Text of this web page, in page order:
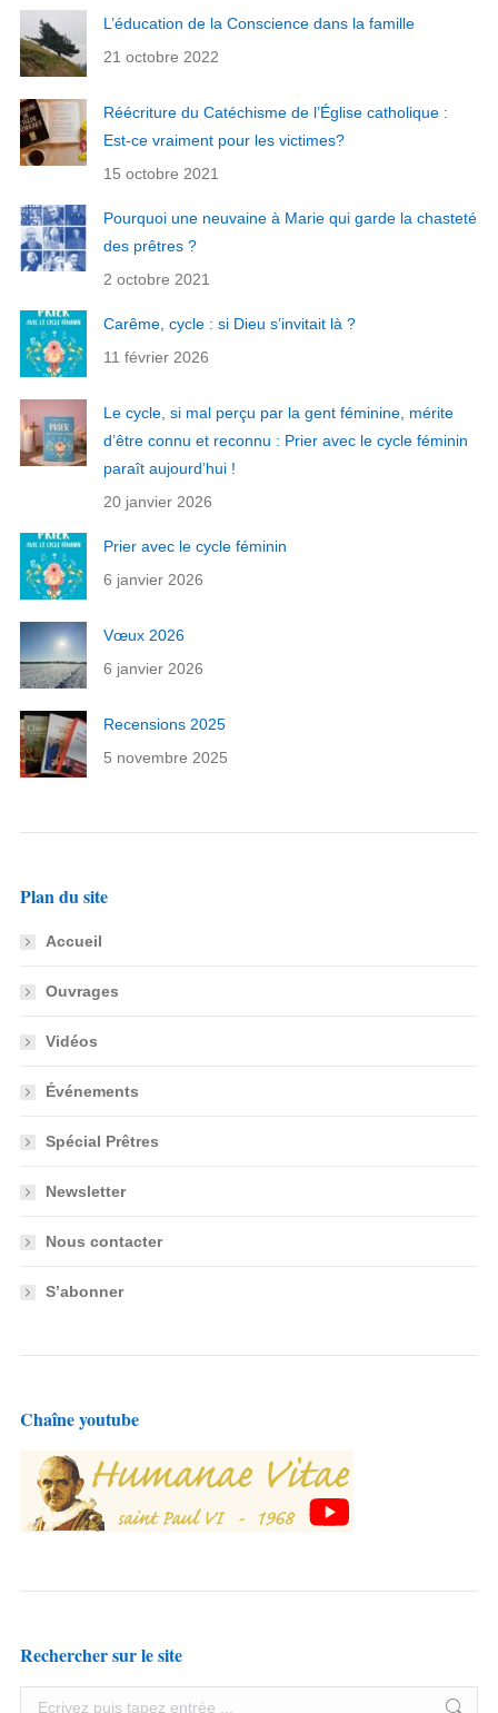
L’éducation de la Conscience dans la famille
21 octobre 2022
Réécriture du Catéchisme de l’Église catholique :
Est-ce vraiment pour les victimes?
15 octobre 2021
Pourquoi une neuvaine à Marie qui garde la chasteté
des prêtres ?
2 octobre 2021
Carême, cycle : si Dieu s’invitait là ?
11 février 2026
Le cycle, si mal perçu par la gent féminine, mérite
d’être connu et reconnu : Prier avec le cycle féminin
paraît aujourd’hui !
20 janvier 2026
Prier avec le cycle féminin
6 janvier 2026
Vœux 2026
6 janvier 2026
Recensions 2025
5 novembre 2025
Plan du site
Accueil
Ouvrages
Vidéos
Événements
Spécial Prêtres
Newsletter
Nous contacter
S’abonner
Chaîne youtube
Rechercher sur le site
Search: